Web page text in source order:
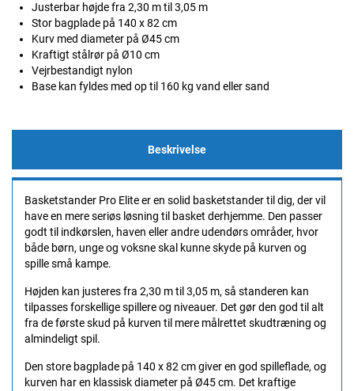
Justerbar højde fra 2,30 m til 3,05 m
Stor bagplade på 140 x 82 cm
Kurv med diameter på Ø45 cm
Kraftigt stålrør på Ø10 cm
Vejrbestandigt nylon
Base kan fyldes med op til 160 kg vand eller sand
Beskrivelse
Basketstander Pro Elite er en solid basketstander til dig, der vil
have en mere seriøs løsning til basket derhjemme. Den passer
godt til indkørslen, haven eller andre udendørs områder, hvor
både børn, unge og voksne skal kunne skyde på kurven og
spille små kampe.
Højden kan justeres fra 2,30 m til 3,05 m, så standeren kan
tilpasses forskellige spillere og niveauer. Det gør den god til alt
fra de første skud på kurven til mere målrettet skudtræning og
almindeligt spil.
Den store bagplade på 140 x 82 cm giver en god spilleflade, og
kurven har en klassisk diameter på Ø45 cm. Det kraftige